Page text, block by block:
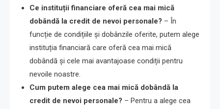
Ce instituții financiare oferă cea mai mică
dobândă la credit de nevoi personale? – În
funcție de condițiile și dobânzile oferite, putem alege
instituția financiară care oferă cea mai mică
dobândă și cele mai avantajoase condiții pentru
nevoile noastre.
Cum putem alege cea mai mică dobândă la
credit de nevoi personale? – Pentru a alege cea